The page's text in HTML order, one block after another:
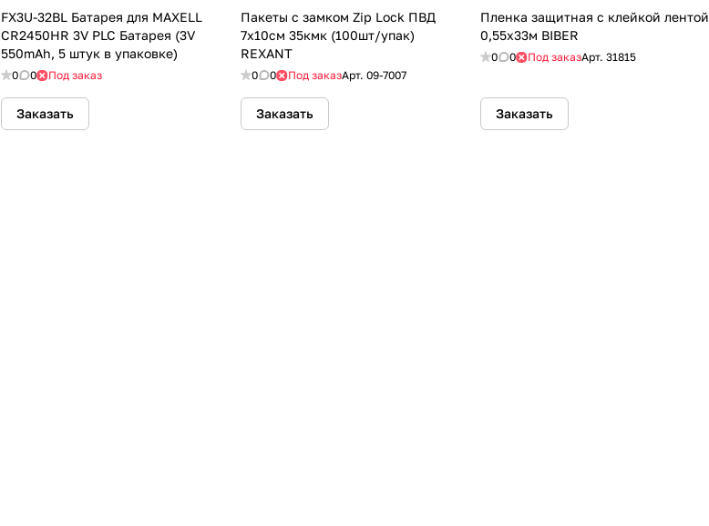
FX3U-32BL Батарея для MAXELL
CR2450HR 3V PLC Батарея (3V
550mAh, 5 штук в упаковке)
0 0 Под заказ
Заказать
Пакеты с замком Zip Lock ПВД
7х10см 35кмк (100шт/упак)
REXANT
0 0 Под заказАрт. 09-7007
Заказать
Пленка защитная с клейкой лентой
0,55x33м BIBER
0 0 Под заказАрт. 31815
Заказать